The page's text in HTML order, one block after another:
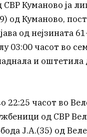
Куманово ја
од Куманово,
од нејзината
03:00 часот во
и оштетила
22:25 часот во
од СВР
Ј.А.(35) од